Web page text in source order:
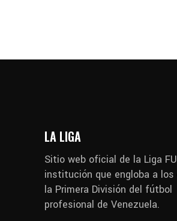
LA LIGA
Sitio web oficial de la Liga
institución que engloba a los
la Primera División del fútbol
profesional de Venezuela.